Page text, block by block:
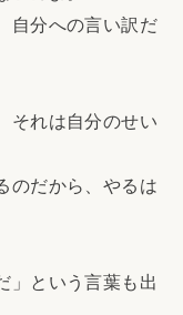
自分への言い訳だ
それは自分のせい
のだから、やるは
」という言葉も出